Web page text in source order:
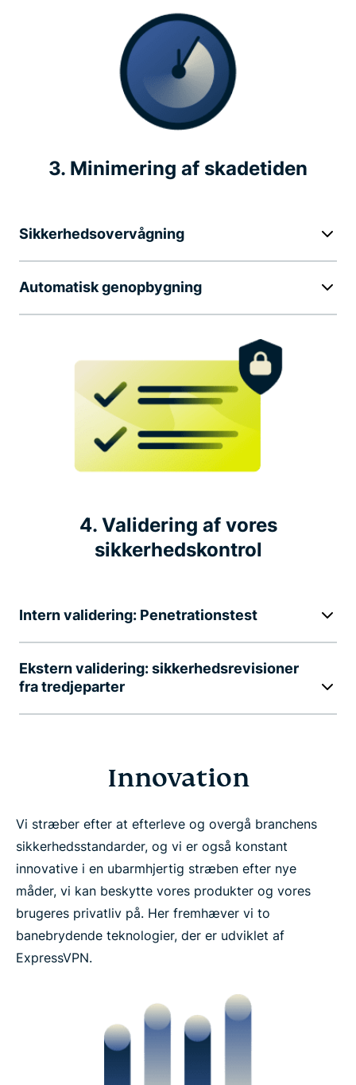
3. Minimering af skadetiden
Sikkerhedsovervågning
Automatisk genopbygning
4. Validering af vores
sikkerhedskontrol
Intern validering: Penetrationstest
Ekstern validering: sikkerhedsrevisioner
fra tredjeparter
Innovation
Vi stræber efter at efterleve og overgå branchens
sikkerhedsstandarder, og vi er også konstant
innovative i en ubarmhjertig stræben efter nye
måder, vi kan beskytte vores produkter og vores
brugeres privatliv på. Her fremhæver vi to
banebrydende teknologier, der er udviklet af
ExpressVPN.